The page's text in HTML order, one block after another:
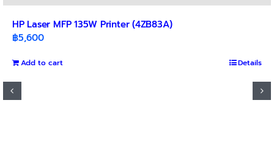
HP Laser MFP 135W Printer (4ZB83A)
฿5,600
Add to cart Details